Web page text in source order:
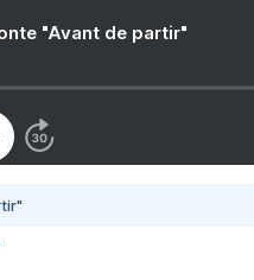
"Avant de partir"